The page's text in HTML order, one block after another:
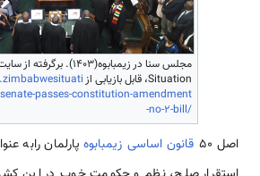
Situation، قابل بازیابی از
passes-constitution-amendment
-no-2-bill/
اصل 50 قانون اساسی زیمبابوهپارلمان رابه